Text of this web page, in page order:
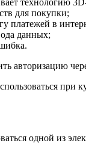
технологию
для покупки;
платежей в
данных;
авторизацию
при
одной из